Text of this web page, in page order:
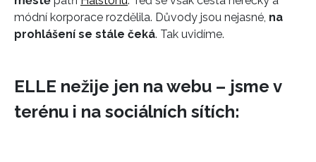
módní korporace rozdělila. Důvody jsou nejasné, na
prohlášení se stále čeká. Tak uvidíme.
ELLE nežije jen na webu – jsme v
terénu i na sociálních sítích: